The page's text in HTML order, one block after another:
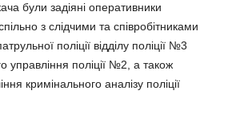
були задіяні оперативники
з слідчими та співробітниками
поліції відділу поліції №3
управління поліції №2, а також
кримінального аналізу поліції